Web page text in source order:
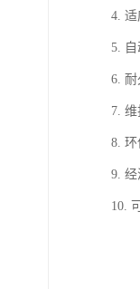
4. 适
5. 自
6. 耐
7.
8. 环
9. 经
10.